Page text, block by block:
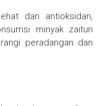
dan antioksidan,
minyak zaitun
peradangan dan